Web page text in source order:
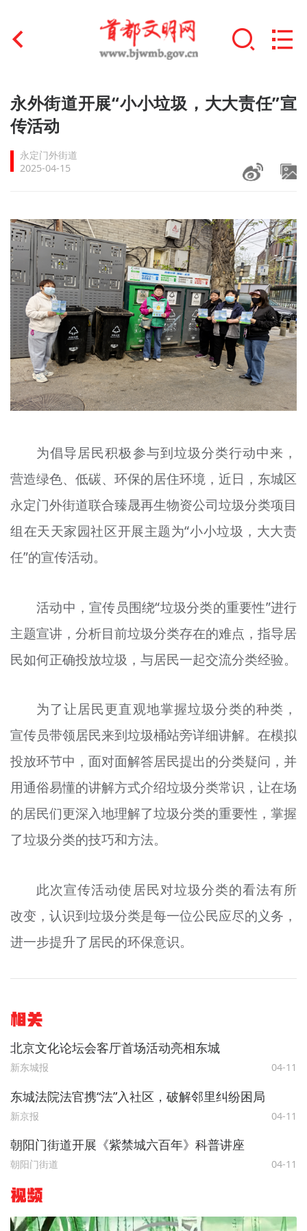
首页
文明创建
文明实践
未成年人思想道德建设
榜样人物
+
身边好人
文明评论
北京宣传文化引导基金
宣传思想文化人才
资料库
+
永外街道开展“小小垃圾，大大责任”宣
传活动
永定门外街道
2025-04-15
为倡导居民积极参与到垃圾分类行动中来，
营造绿色、低碳、环保的居住环境，近日，东城区
永定门外街道联合臻晟再生物资公司垃圾分类项目
组在天天家园社区开展主题为“小小垃圾，大大责
任”的宣传活动。
活动中，宣传员围绕“垃圾分类的重要性”进行
主题宣讲，分析目前垃圾分类存在的难点，指导居
民如何正确投放垃圾，与居民一起交流分类经验。
为了让居民更直观地掌握垃圾分类的种类，
宣传员带领居民来到垃圾桶站旁详细讲解。在模拟
投放环节中，面对面解答居民提出的分类疑问，并
用通俗易懂的讲解方式介绍垃圾分类常识，让在场
的居民们更深入地理解了垃圾分类的重要性，掌握
了垃圾分类的技巧和方法。
此次宣传活动使居民对垃圾分类的看法有所
改变，认识到垃圾分类是每一位公民应尽的义务，
进一步提升了居民的环保意识。
相关
北京文化论坛会客厅首场活动亮相东城
新东城报 04-11
东城法院法官携“法”入社区，破解邻里纠纷困局
新京报 04-11
朝阳门街道开展《紫禁城六百年》科普讲座
朝阳门街道 04-11
视频